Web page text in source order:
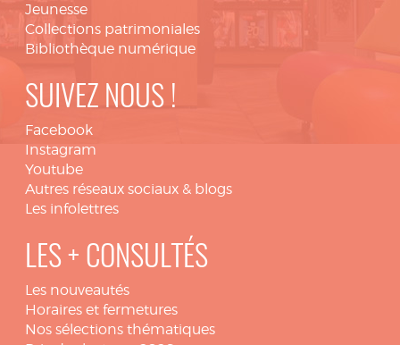
Jeunesse
Collections patrimoniales
Bibliothèque numérique
SUIVEZ NOUS !
Facebook
Instagram
Youtube
Autres réseaux sociaux & blogs
Les infolettres
LES + CONSULTÉS
Les nouveautés
Horaires et fermetures
Nos sélections thématiques